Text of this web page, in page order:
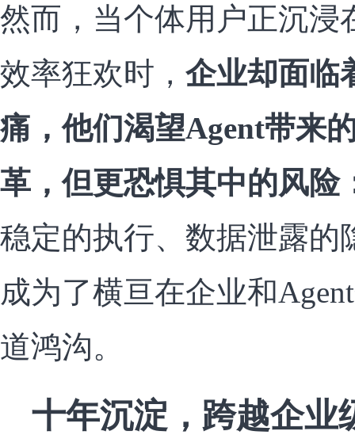
然而，当个体用户正沉浸
效率狂欢时， 企业却面临
痛，他们渴望Agent带来
革，但更恐惧其中的风险
稳定的执行、数据泄露的
成为了横亘在企业和
道鸿沟。
十年沉淀，跨越企业